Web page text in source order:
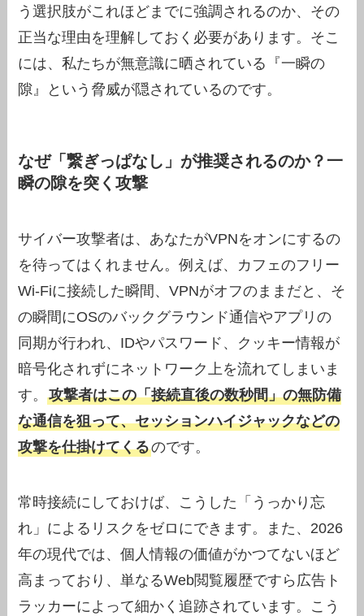
う選択肢がこれほどまでに強調されるのか、その
正当な理由を理解しておく必要があります。そこ
には、私たちが無意識に晒されている『一瞬の
隙』という脅威が隠されているのです。
なぜ「繋ぎっぱなし」が推奨されるのか？一
瞬の隙を突く攻撃
サイバー攻撃者は、あなたがVPNをオンにするの
を待ってはくれません。例えば、カフェのフリー
Wi-Fiに接続した瞬間、VPNがオフのままだと、そ
の瞬間にOSのバックグラウンド通信やアプリの
同期が行われ、IDやパスワード、クッキー情報が
暗号化されずにネットワーク上を流れてしまいま
す。攻撃者はこの「接続直後の数秒間」の無防備
な通信を狙って、セッションハイジャックなどの
攻撃を仕掛けてくるのです。
常時接続にしておけば、こうした「うっかり忘
れ」によるリスクをゼロにできます。また、2026
年の現代では、個人情報の価値がかつてないほど
高まっており、単なるWeb閲覧履歴ですら広告ト
ラッカーによって細かく追跡されています。こう